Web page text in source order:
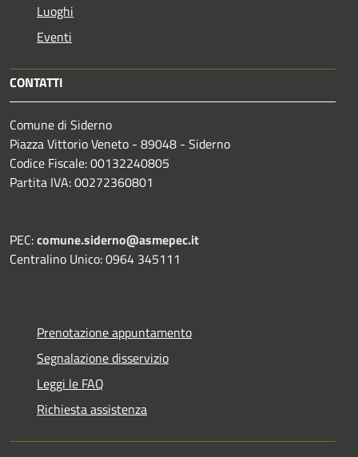
Luoghi
Eventi
CONTATTI
Comune di Siderno
Piazza Vittorio Veneto - 89048 - Siderno
Codice Fiscale: 00132240805
Partita IVA: 00272360801
PEC:comune.siderno@asmepec.it
Centralino Unico: 0964 345111
Prenotazione appuntamento
Segnalazione disservizio
Leggi le FAQ
Richiesta assistenza